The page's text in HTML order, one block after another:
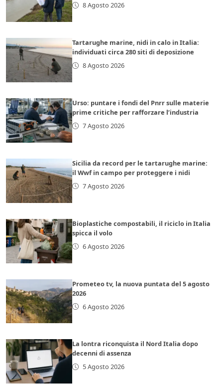
8 Agosto 2026
Tartarughe marine, nidi in calo in Italia:
individuati circa 280 siti di deposizione
8 Agosto 2026
Urso: puntare i fondi del Pnrr sulle materie
prime critiche per rafforzare l’industria
7 Agosto 2026
Sicilia da record per le tartarughe marine:
il Wwf in campo per proteggere i nidi
7 Agosto 2026
Bioplastiche compostabili, il riciclo in Italia
spicca il volo
6 Agosto 2026
Prometeo tv, la nuova puntata del 5 agosto
2026
6 Agosto 2026
La lontra riconquista il Nord Italia dopo
decenni di assenza
5 Agosto 2026